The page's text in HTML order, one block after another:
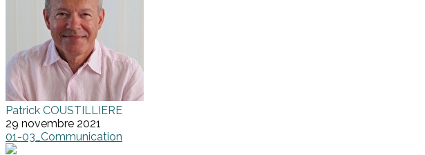
Patrick COUSTILLIERE
29 novembre 2021
01-03_Communication